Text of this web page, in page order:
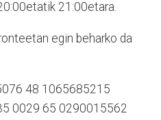
21:00etara.
egin beharko da
48 1065685215
0029 65 0290015562